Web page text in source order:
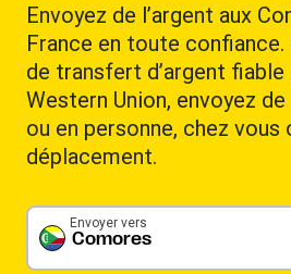
Envoyez de l’argent aux
France en toute confiance.
de transfert d’argent fiable
Western Union, envoyez de
ou en personne, chez vous
déplacement.
Comores
Envoyer vers